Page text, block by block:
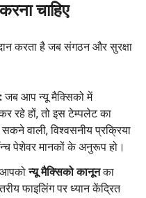
चाहिए
करता है जब संगठन और सुरक्षा
जब आप न्यू मैक्सिको में
रहे हों, तो इस टेम्पलेट का
वाली, विश्वसनीय प्रक्रिया
पेशेवर मानकों के अनुरूप हो।
न्यू मैक्सिको कानूनका
फाइलिंग पर ध्यान केंद्रित